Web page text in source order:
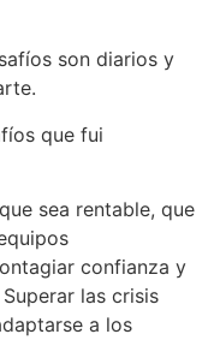
son diarios y
que fui
sea rentable, que
confianza y
las crisis
a los